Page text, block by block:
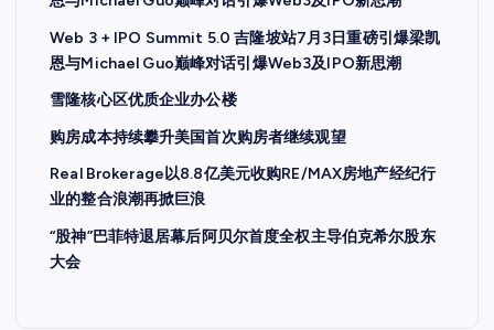
Web 3 + IPO Summit 5.0 吉隆坡站7月3日重磅引爆梁凯
恩与Michael Guo巅峰对话引爆Web3及IPO新思潮
雪隆核心区优质企业办公楼
购房成本持续攀升美国首次购房者继续观望
Real Brokerage以8.8亿美元收购RE/MAX房地产经纪行
业的整合浪潮再掀巨浪
“股神”巴菲特退居幕后阿贝尔首度全权主导伯克希尔股东
大会